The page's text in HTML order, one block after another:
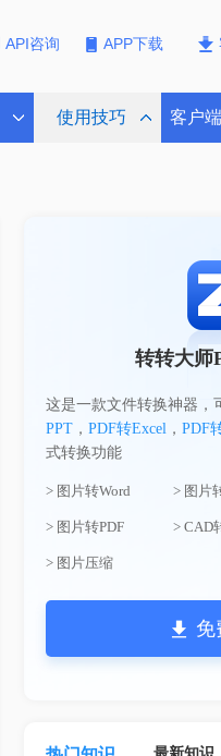
API咨询 APP下载
使用技巧 客户
转转大师
这是一款文件转换神器，
PPT， PDF转Excel， PDF
式转换功能
> 图片转Word > 图片
> 图片转PDF > CAD
> 图片压缩
免